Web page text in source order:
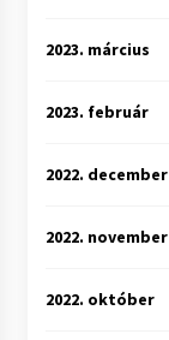
2023. március
2023. február
2022. december
2022. november
2022. október